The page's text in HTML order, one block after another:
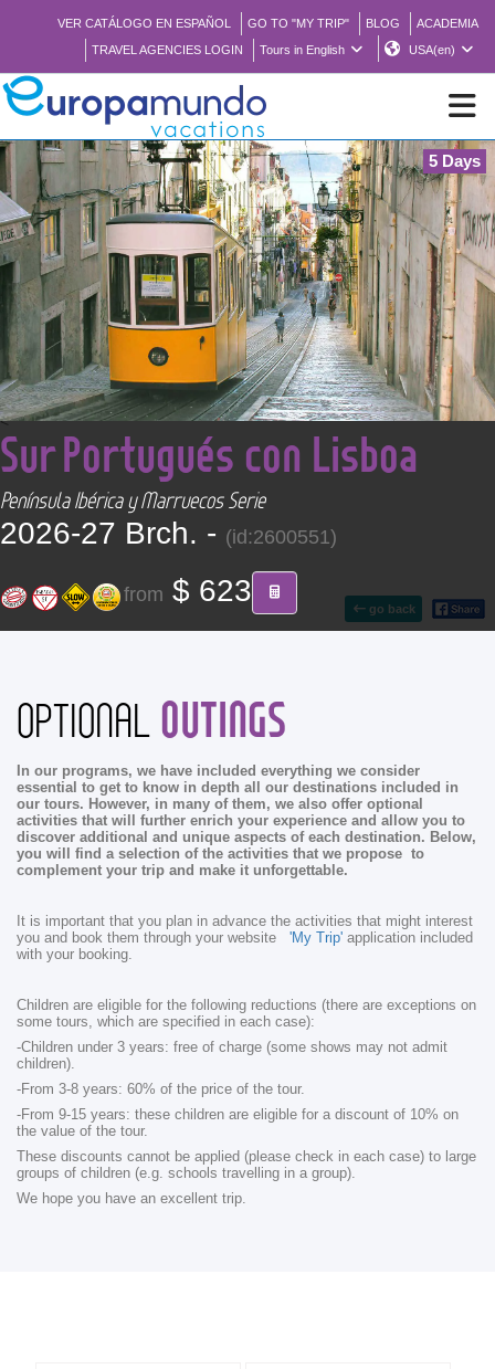
VER CATÁLOGO EN ESPAÑOL GO TO "MY TRIP" BLOG
ACADEMIA
TRAVEL AGENCIES LOGIN
Tours in English USA(en)
NEW
BROCHURE PDF
WHERE TO BUY
FEATURED
ABOUT US
CONTACT
Find your Tour
5 Days
go back
<
Sur Portugués con Lisboa
Península Ibérica y Marruecos Serie
2026-27 Brch. - (id:2600551)
from $ 623
OPTIONALOUTINGS
In our programs, we have included everything we consider
essential to get to know in depth all our destinations included in
our tours. However, in many of them, we also offer optional
activities that will further enrich your experience and allow you to
discover additional and unique aspects of each destination. Below,
you will find a selection of the activities that we propose to
complement your trip and make it unforgettable.
It is important that you plan in advance the activities that might interest
you and book them through your website 'My Trip' application included
with your booking.
Children are eligible for the following reductions (there are exceptions on
some tours, which are specified in each case):
-Children under 3 years: free of charge (some shows may not admit
children).
-From 3-8 years: 60% of the price of the tour.
-From 9-15 years: these children are eligible for a discount of 10% on
the value of the tour.
These discounts cannot be applied (please check in each case) to large
groups of children (e.g. schools travelling in a group).
We hope you have an excellent trip.